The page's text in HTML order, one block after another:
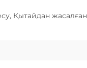
Қытайдан жасалған